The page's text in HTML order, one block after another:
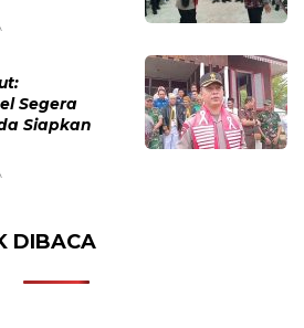
Segera
Siapkan
DIBACA